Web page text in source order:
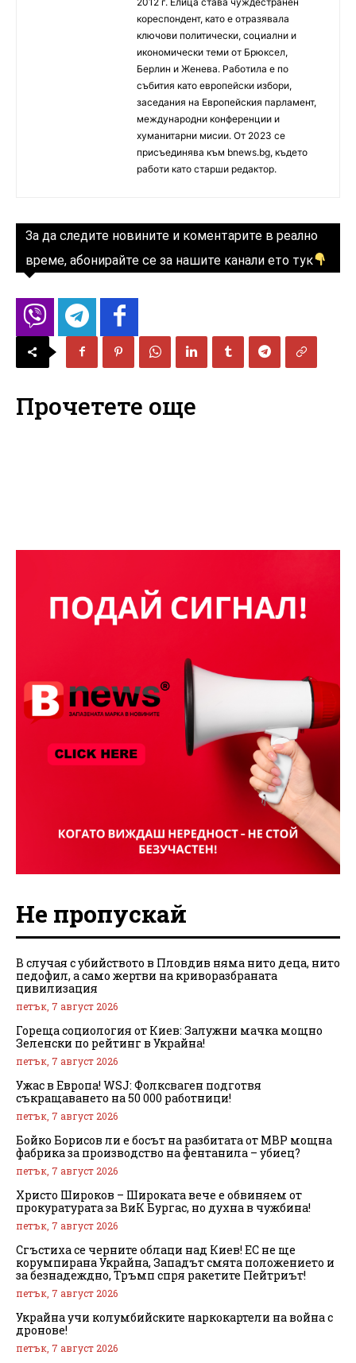
кореспондент, като е отразявала
ключови политически, социални и
икономически теми от Брюксел,
Берлин и Женева. Работила е по
събития като европейски избори,
заседания на Европейския парламент,
международни конференции и
хуманитарни мисии. От 2023 се
присъединява към bnews.bg, където
работи като старши редактор.
За да следите новините и коментарите в реално
време, абонирайте се за нашите канали ето тук
Прочетете още
Не пропускай
В случая с убийството в Пловдив няма нито деца, нито
педофил, а само жертви на криворазбраната
цивилизация
петък, 7 август 2026
Гореща социология от Киев: Залужни мачка мощно
Зеленски по рейтинг в Украйна!
петък, 7 август 2026
Ужас в Европа! WSJ: Фолксваген подготвя
съкращаването на 50 000 работници!
петък, 7 август 2026
Бойко Борисов ли е босът на разбитата от МВР мощна
фабрика за производство на фентанила – убиец?
петък, 7 август 2026
Христо Широков – Широката вече е обвиняем от
прокуратурата за ВиК Бургас, но духна в чужбина!
петък, 7 август 2026
Сгъстиха се черните облаци над Киев! ЕС не ще
корумпирана Украйна, Западът смята положението и
за безнадеждно, Тръмп спря ракетите Пейтриът!
петък, 7 август 2026
Украйна учи колумбийските наркокартели на война с
дронове!
петък, 7 август 2026